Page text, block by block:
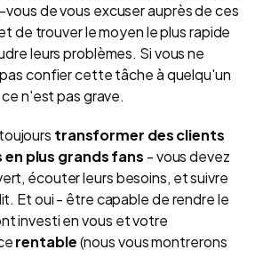
vous de vous excuser auprès de ces
de trouver le moyen le plus rapide
leurs problèmes. Si vous ne
confier cette tâche à quelqu'un
n'est pas grave.
transformer des clients
plus grands fans - vous devez
écouter leurs besoins, et suivre
Et oui - être capable de rendre le
investi en vous et votre
rentable(nous vous montrerons